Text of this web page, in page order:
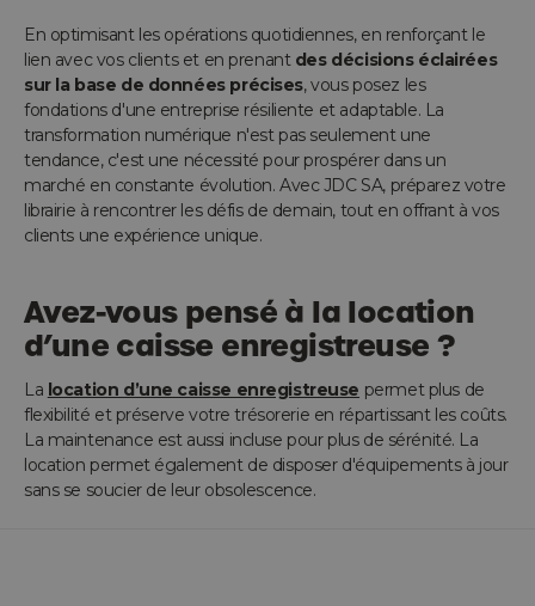
En optimisant les opérations quotidiennes, en renforçant le
lien avec vos clients et en prenant des décisions éclairées
sur la base de données précises, vous posez les
fondations d'une entreprise résiliente et adaptable. La
transformation numérique n'est pas seulement une
tendance, c'est une nécessité pour prospérer dans un
marché en constante évolution. Avec JDC SA, préparez votre
librairie à rencontrer les défis de demain, tout en offrant à vos
clients une expérience unique.
Avez-vous pensé à la location
d’une caisse enregistreuse ?
La location d’une caisse enregistreuse permet plus de
flexibilité et préserve votre trésorerie en répartissant les coûts.
La maintenance est aussi incluse pour plus de sérénité. La
location permet également de disposer d'équipements à jour
sans se soucier de leur obsolescence.